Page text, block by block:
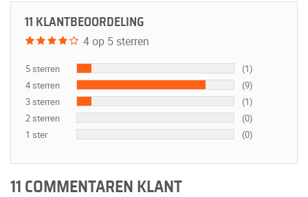
11 KLANTBEOORDELING
4 op 5 sterren
5 sterren
(1)
4 sterren
(9)
3 sterren
(1)
2 sterren
(0)
1 ster
(0)
11 COMMENTAREN KLANT